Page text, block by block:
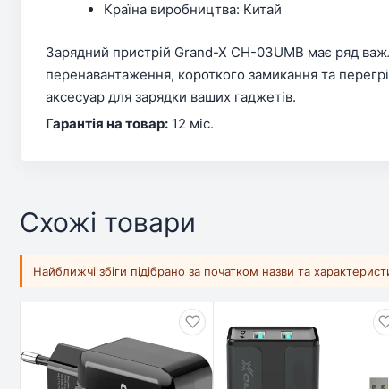
Країна виробництва: Китай
Зарядний пристрій Grand-X CH-03UMB має ряд
перенавантаження, короткого замикання та
аксесуар для зарядки ваших гаджетів.
Гарантія на товар: 12 міс.
Схожі товари
Найближчі збіги підібрано за початком назви та